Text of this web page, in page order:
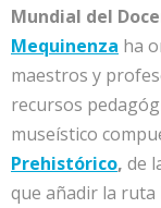
Mundial del
Mequinenza ha
maestros y
recursos
museístico
Prehistórico, de
que añadir la